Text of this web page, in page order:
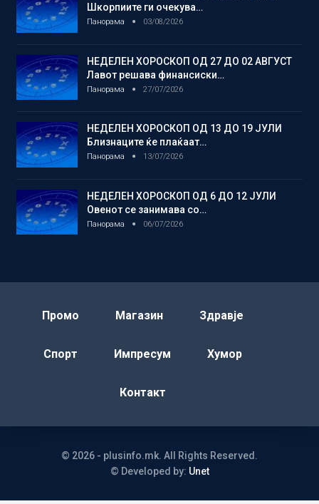
Шкорпиите ги очекува…
Панорама 03/08/2026
НЕДЕЛЕН ХОРОСКОП ОД 27 ДО 02 АВГУСТ
Лавот решава финансиски…
Панорама 27/07/2026
НЕДЕЛЕН ХОРОСКОП ОД 13 ДО 19 ЈУЛИ
Близнаците ќе плаќаат…
Панорама 13/07/2026
НЕДЕЛЕН ХОРОСКОП ОД 6 ДО 12 ЈУЛИ
Овенот се занимава со…
Панорама 06/07/2026
Промо Магазин Здравје
Спорт Импресум Хумор
Контакт
© 2026 - plusinfo.mk. All Rights Reserved.
© Developed by: Unet